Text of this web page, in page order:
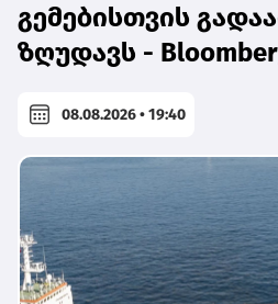
გემებისთვის
ზღუდავს -
08.08.2026 • 19:40